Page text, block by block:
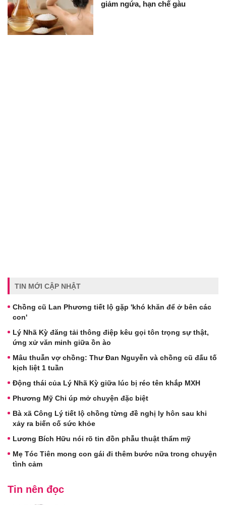
giảm ngứa, hạn chế gàu
TIN MỚI CẬP NHẬT
Chồng cũ Lan Phương tiết lộ gặp 'khó khăn để ở bên các
con'
Lý Nhã Kỳ đăng tải thông điệp kêu gọi tôn trọng sự thật,
ứng xử văn minh giữa ồn ào
Mâu thuẫn vợ chồng: Thư Đan Nguyễn và chồng cũ đấu tố
kịch liệt 1 tuần
Động thái của Lý Nhã Kỳ giữa lúc bị réo tên khắp MXH
Phương Mỹ Chi úp mở chuyện đặc biệt
Bà xã Công Lý tiết lộ chồng từng đề nghị ly hôn sau khi
xảy ra biến cố sức khỏe
Lương Bích Hữu nói rõ tin đồn phẫu thuật thẩm mỹ
Mẹ Tóc Tiên mong con gái đi thêm bước nữa trong chuyện
tình cảm
Tin nên đọc